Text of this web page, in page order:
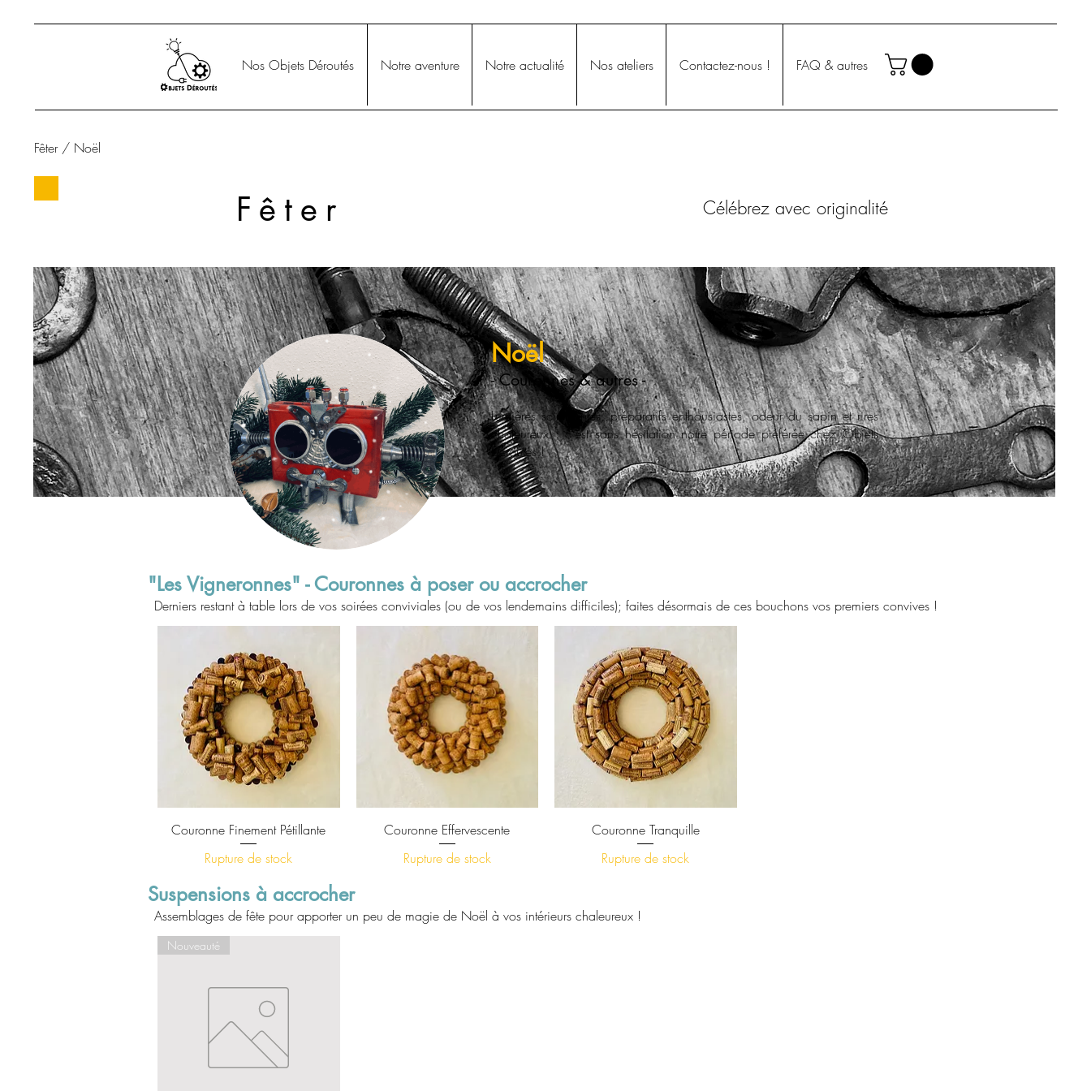
Nos Objets Déroutés Notre aventure Notre actualité Nos ateliers Contactez-nous ! FAQ & autres
Fêter / Noël
Fêter Célébrez avec originalité
Lumières scintillantes, préparatifs enthousiastes, odeur du sapin et rires
chaleureux : c'est sans hésitation notre période préférée chez Objets
Déroutés !
- Couronnes & autres -
Noël
"Les Vigneronnes" - Couronnes à poser ou accrocher
Derniers restant à table lors de vos soirées conviviales (ou de vos lendemains difficiles); faites désormais de ces bouchons vos premiers convives !
Aperçu rapide
Couronne Finement Pétillante
Rupture de stock
Aperçu rapide
Couronne Effervescente
Rupture de stock
Aperçu rapide
Couronne Tranquille
Rupture de stock
Suspensions à accrocher
Assemblages de fête pour apporter un peu de magie de Noël à vos intérieurs chaleureux !
Nouveauté